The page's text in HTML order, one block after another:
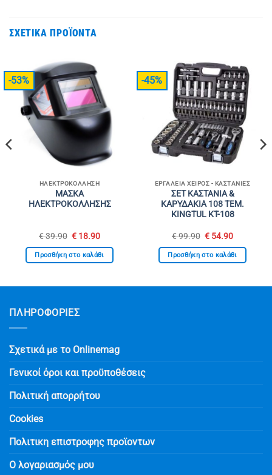
ΣΧΕΤΙΚΆ ΠΡΟΪΌΝΤΑ
-53%
ΗΛΕΚΤΡΟΚΌΛΛΗΣΗ
ΜΑΣΚΑ
ΗΛΕΚΤΡΟΚΟΛΛΗΣΗΣ
€39.90 Original
was:
€ 39.90.
€ 18.90Η
τιμή
είναι:
Προσθήκη στο καλάθι
-45%
ΕΡΓΑΛΕΊΑ ΧΕΙΡΌΣ - ΚΑΣΤΆΝΙΕΣ
ΣΕΤ ΚΑΣΤΑΝΙΑ &
ΚΑΡΥΔΑΚΙΑ 108 ΤΕΜ.
KINGTUL KT-108
€99.90 Original
was:
€ 99.90.
€ 54.90Η
τιμή
είναι:
Προσθήκη στο καλάθι
ΠΛΗΡΟΦΟΡΙΕΣ
Σχετικά με το Onlinemag
Γενικοί όροι και προϋποθέσεις
Πολιτική απορρήτου
Cookies
Πολιτικη επιστροφης προϊοντων
Ο λογαριασμός μου